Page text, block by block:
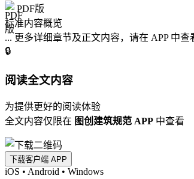
PDF版
标准内容概览
... 更多详细章节及正文内容，请在 APP 中查
🔒
阅读全文内容
为提供更好的阅读体验
全文内容仅限在 图创建筑规范 APP 中查看
下载客户端 APP
iOS • Android • Windows